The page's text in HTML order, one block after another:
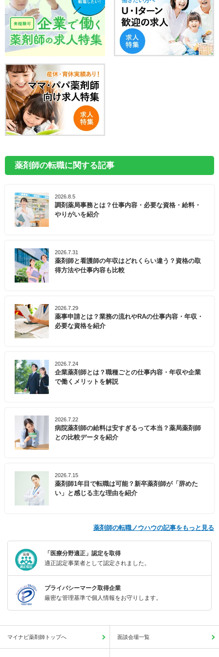
薬剤師の転職に関する記事
2026.8.5
調剤薬局事務とは？仕事内容・必要な資格・給料・
やりがいを紹介
2026.7.31
薬剤師と看護師の年収はどれくらい違う？資格の取
得方法や仕事内容も比較
2026.7.29
薬事申請とは？業務の流れやRAの仕事内容・年収・
必要な資格を紹介
2026.7.24
企業薬剤師とは？職種ごとの仕事内容・年収や企業
で働くメリットを解説
2026.7.22
病院薬剤師の給料は安すぎるって本当？薬局薬剤師
との比較データを紹介
2026.7.15
薬剤師1年目で転職は可能？新卒薬剤師が「辞めた
い」と感じる主な理由を紹介
薬剤師の転職ノウハウの記事をもっと見る
「医療分野適正」認定を取得
適正認定事業者として認定されました。
プライバシーマーク取得企業
厳密な管理基準で個人情報をお守りします。
マイナビ薬剤師トップへ 面談会場一覧